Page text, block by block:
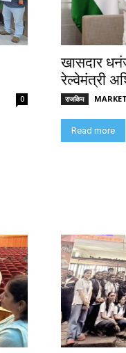
0
खासदार
रेल्वेमंत्री
राजकिय
Read more